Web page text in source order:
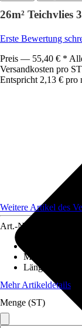
26m² Teichvlies
Erste Bewertung
Preis — 55,40 € *
Versandkosten pro ST
Entspricht 2,13 € pro
Weitere Artikel des
Art.-Nr.
Material
Länge
Mehr Artikeldetails
Menge (ST)